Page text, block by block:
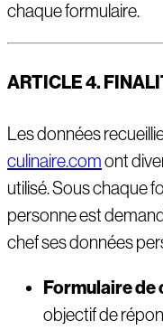
chaque formulaire.
ARTICLE 4.
Les données
culinaire.comont
utilisé. Sous chaque
personne est
chef ses données
Formulaire de
objectif de